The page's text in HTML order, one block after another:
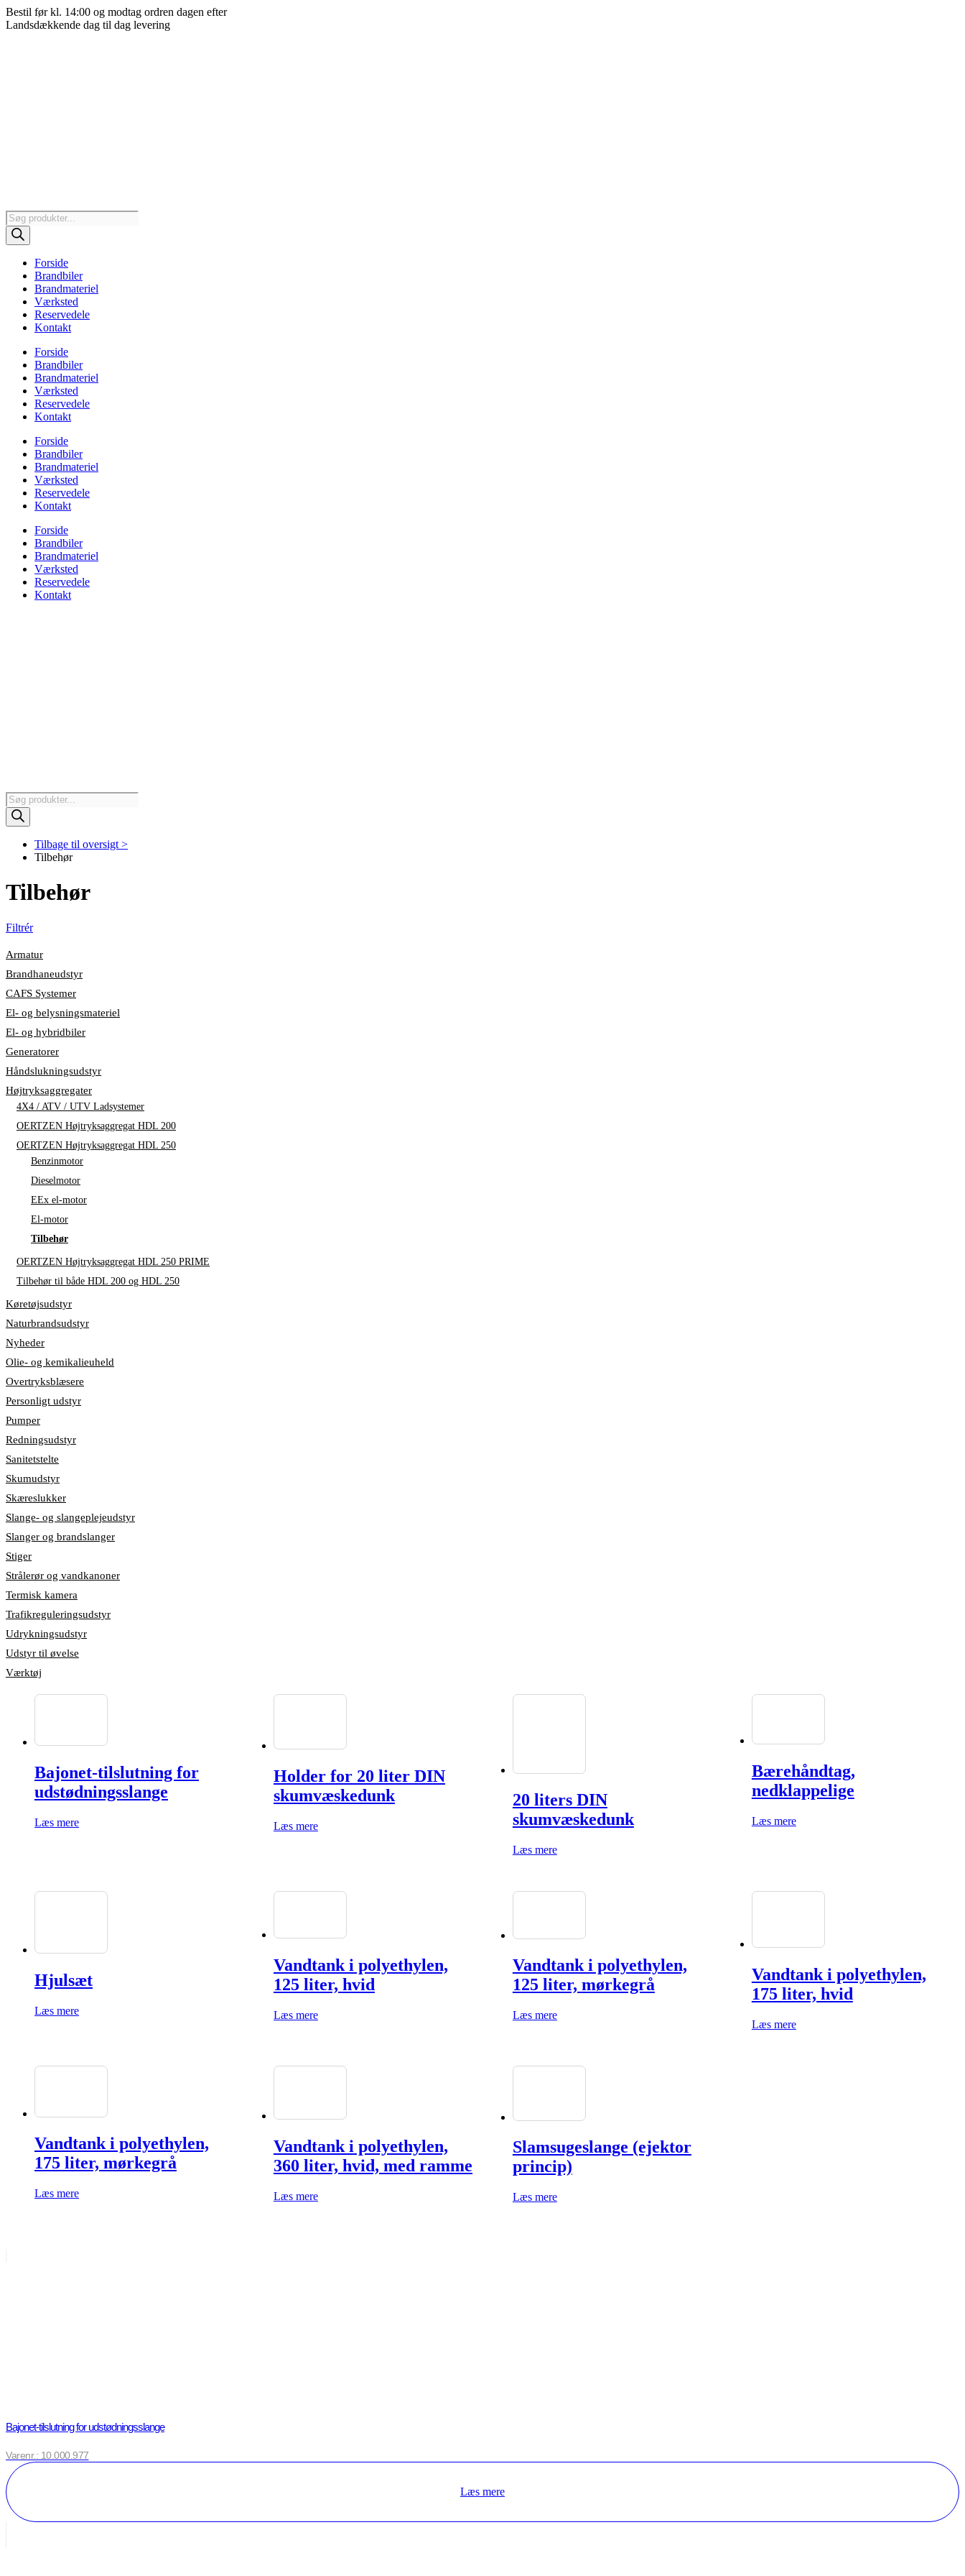
Videre
til
Bestil før kl. 14:00 og modtag ordren dagen efter
Landsdækkende dag til dag levering
Products
search
Forside
Brandbiler
Brandmateriel
Værksted
Reservedele
Kontakt
Forside
Brandbiler
Brandmateriel
Værksted
Reservedele
Kontakt
Forside
Brandbiler
Brandmateriel
Værksted
Reservedele
Kontakt
Forside
Brandbiler
Brandmateriel
Værksted
Reservedele
Kontakt
Products
search
Tilbage til oversigt >
Tilbehør
Tilbehør
Filtrér
Armatur
Brandhaneudstyr
CAFS Systemer
El- og belysningsmateriel
El- og hybridbiler
Generatorer
Håndslukningsudstyr
Højtryksaggregater
4X4 / ATV / UTV Ladsystemer
OERTZEN Højtryksaggregat HDL 200
OERTZEN Højtryksaggregat HDL 250
Benzinmotor
Dieselmotor
EEx el-motor
El-motor
Tilbehør
OERTZEN Højtryksaggregat HDL 250 PRIME
Tilbehør til både HDL 200 og HDL 250
Køretøjsudstyr
Naturbrandsudstyr
Nyheder
Olie- og kemikalieuheld
Overtryksblæsere
Personligt udstyr
Pumper
Redningsudstyr
Sanitetstelte
Skumudstyr
Skæreslukker
Slange- og slangeplejeudstyr
Slanger og brandslanger
Stiger
Strålerør og vandkanoner
Termisk kamera
Trafikreguleringsudstyr
Udrykningsudstyr
Udstyr til øvelse
Værktøj
Bajonet-tilslutning for
udstødningsslange
Læs mere
Holder for 20 liter DIN
skumvæskedunk
Læs mere
20 liters DIN
skumvæskedunk
Læs mere
Bærehåndtag,
nedklappelige
Læs mere
Hjulsæt
Læs mere
Vandtank i polyethylen,
125 liter, hvid
Læs mere
Vandtank i polyethylen,
125 liter, mørkegrå
Læs mere
Vandtank i polyethylen,
175 liter, hvid
Læs mere
Vandtank i polyethylen,
175 liter, mørkegrå
Læs mere
Vandtank i polyethylen,
360 liter, hvid, med ramme
Læs mere
Slamsugeslange (ejektor
princip)
Læs mere
Bajonet-tilslutning for udstødningsslange
Varenr.: 10.000.977
Læs mere